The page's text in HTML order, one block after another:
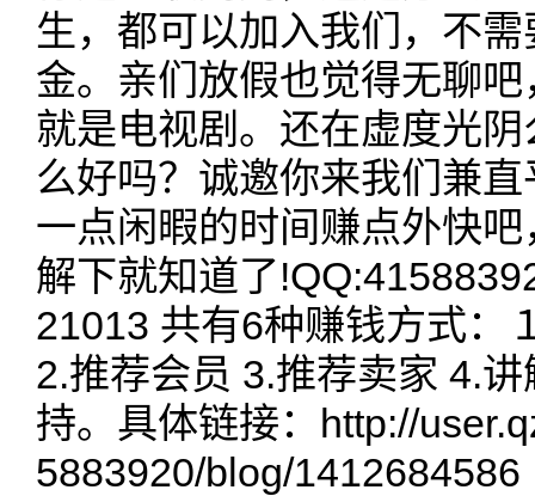
生，都可以加入我们，不
金。亲们放假也觉得无聊
就是电视剧。还在虚度光
么好吗？诚邀你来我们兼
一点闲暇的时间赚点外快
解下就知道了
21013 共有6种赚钱方式：
2.推荐会员 3.推荐卖家 4.
持。具体链接：http://
5883920/blog/1412684586